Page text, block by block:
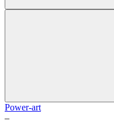
Power-art
–